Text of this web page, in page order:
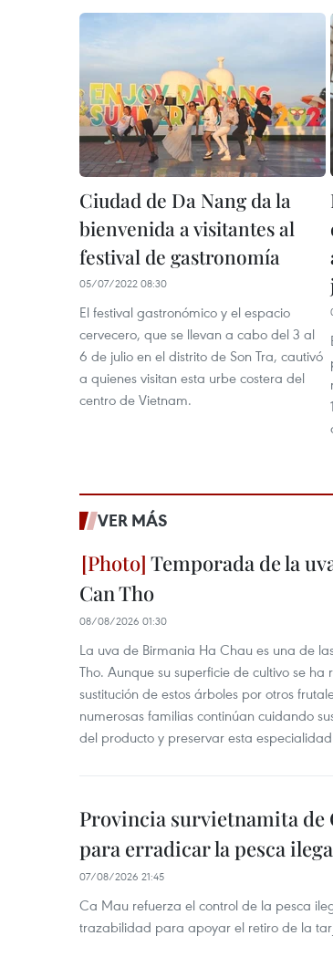
Ciudad de Da Nang da la
bienvenida a visitantes al
festival de gastronomía
05/07/2022 08:30
El festival gastronómico y el espacio
cervecero, que se llevan a cabo del 3 al
6 de julio en el distrito de Son Tra, cautivó
a quienes visitan esta urbe costera del
centro de Vietnam.
VER MÁS
Temporada de la
Can Tho
08/08/2026 01:30
La uva de Birmania Ha Chau es una de
Tho. Aunque su superficie de cultivo se
sustitución de estos árboles por otros
numerosas familias continúan cuidando
del producto y preservar esta
Provincia survietnamita de
para erradicar la pesca
07/08/2026 21:45
Ca Mau refuerza el control de la pesca
trazabilidad para apoyar el retiro de la